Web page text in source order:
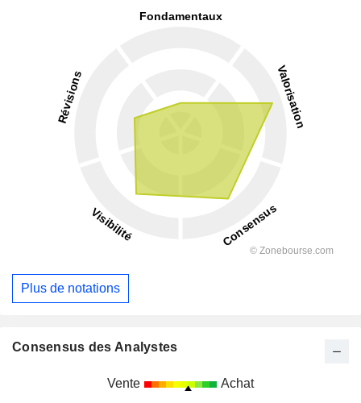
Plus de notations
Consensus des Analystes
Vente Achat